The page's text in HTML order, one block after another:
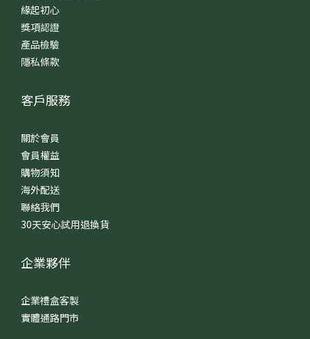
緣起初心
獎項認證
產品檢驗
隱私條款
客戶服務
關於會員
會員權益
購物須知
海外配送
聯絡我們
30天安心試用退換貨
企業夥伴
企業禮盒客製
實體通路門市